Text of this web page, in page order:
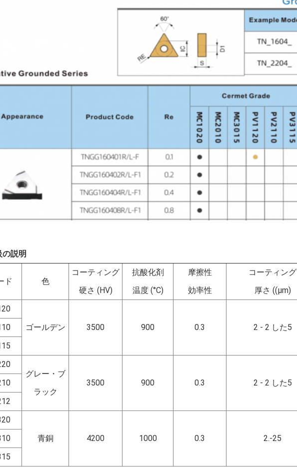
の説明
ド 色
コーティング
硬さ (HV)
抗酸化剤
温度 (°C)
摩擦性
効率性
コーティング
厚さ ((μm)
ゴールデン
3500 900 0.3 2 - 2 した5
グレー・ブ
ラック
3500 900 0.3 2 - 2 した5
青銅
4200 1000 0.3 2.-25